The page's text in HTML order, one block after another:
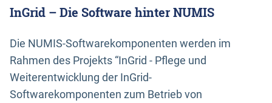
InGrid – Die Software hinter NUMIS
Die NUMIS-Softwarekomponenten werden im
Rahmen des Projekts “InGrid - Pflege und
Weiterentwicklung der InGrid-
Softwarekomponenten zum Betrieb von